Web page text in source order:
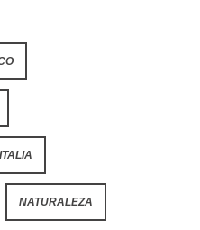
ITALIA
NATURALEZA